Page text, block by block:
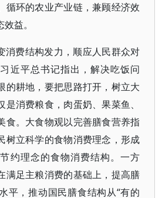
循环的农业产业链，兼顾经济效
益。
消费结构发力，顺应人民群众对
近平总书记指出，解决吃饭问
的耕地，要把思路打开，树立大
消费粮食，肉蛋奶、果菜鱼、
食。大食物观以完善膳食营养指
树立科学的食物消费理念，形成
约理念的食物消费结构。一方
满足主粮消费的基础上，提高膳
平，推动国民膳食结构从“有的